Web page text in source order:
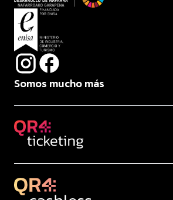
Somos mucho más